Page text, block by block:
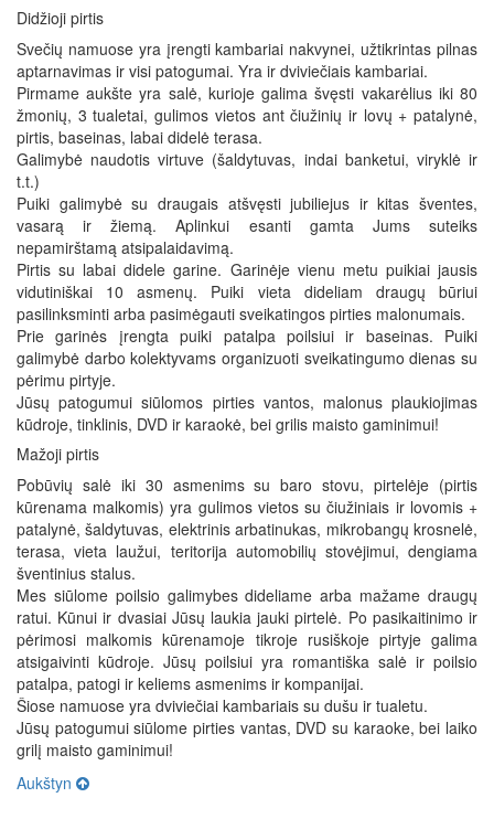
Didžioji pirtis
Svečių namuose yra įrengti kambariai nakvynei, užtikrintas pilnas
aptarnavimas ir visi patogumai. Yra ir dviviečiais kambariai.
Pirmame aukšte yra salė, kurioje galima švęsti vakarėlius iki 80
žmonių, 3 tualetai, gulimos vietos ant čiužinių ir lovų + patalynė,
pirtis, baseinas, labai didelė terasa.
Galimybė naudotis virtuve (šaldytuvas, indai banketui, viryklė ir
t.t.)
Puiki galimybė su draugais atšvęsti jubiliejus ir kitas šventes,
vasarą ir žiemą. Aplinkui esanti gamta Jums suteiks
nepamirštamą atsipalaidavimą.
Pirtis su labai didele garine. Garinėje vienu metu puikiai jausis
vidutiniškai 10 asmenų. Puiki vieta dideliam draugų būriui
pasilinksminti arba pasimėgauti sveikatingos pirties malonumais.
Prie garinės įrengta puiki patalpa poilsiui ir baseinas. Puiki
galimybė darbo kolektyvams organizuoti sveikatingumo dienas su
pėrimu pirtyje.
Jūsų patogumui siūlomos pirties vantos, malonus plaukiojimas
kūdroje, tinklinis, DVD ir karaokė, bei grilis maisto gaminimui!
Mažoji pirtis
Pobūvių salė iki 30 asmenims su baro stovu, pirtelėje (pirtis
kūrenama malkomis) yra gulimos vietos su čiužiniais ir lovomis +
patalynė, šaldytuvas, elektrinis arbatinukas, mikrobangų krosnelė,
terasa, vieta laužui, teritorija automobilių stovėjimui, dengiama
šventinius stalus.
Mes siūlome poilsio galimybes dideliame arba mažame draugų
ratui. Kūnui ir dvasiai Jūsų laukia jauki pirtelė. Po pasikaitinimo ir
pėrimosi malkomis kūrenamoje tikroje rusiškoje pirtyje galima
atsigaivinti kūdroje. Jūsų poilsiui yra romantiška salė ir poilsio
patalpa, patogi ir keliems asmenims ir kompanijai.
Šiose namuose yra dviviečiai kambariais su dušu ir tualetu.
Jūsų patogumui siūlome pirties vantas, DVD su karaoke, bei laiko
grilį maisto gaminimui!
Aukštyn